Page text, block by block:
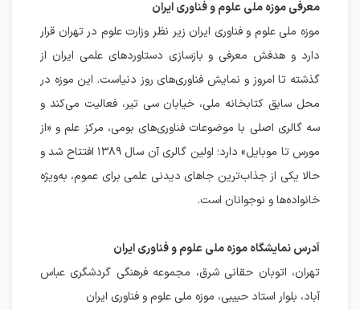
معرفی موزه ملی علوم و فناوری ایران
موزه ملی علوم و فناوری ایران زیر نظر وزارت علوم در تهران قرار
دارد و هدفش معرفی و بازسازی دستاوردهای علمی ایران از
گذشته تا امروز و نمایش فناوری‌های روز دنیاست. این موزه در
محل سابق کتابخانه ملی، خیابان سی تیر، فعالیت می‌کند و
سه گالری اصلی با موضوعات فناوری‌های بومی، مرکز علم و «از
مورس تا موبایل» دارد؛ اولین گالری آن سال ۱۳۸۹ افتتاح شد و
حالا یکی از جذاب‌ترین جاهای دیدنی علمی برای عموم، به‌ویژه
خانواده‌ها و نوجوانان است.
آدرس نمایشگاه موزه ملی علوم و فناوری ایران
تهران، اتوبان حقانی شرق، مجموعه فرهنگی گردشگری عباس
آباد، بلوار استاد حبیبی، موزه ملی علوم و فناوری ایران